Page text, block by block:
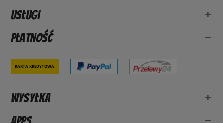
Usługi
Płatność
Karta kredytowa
Wysyłka